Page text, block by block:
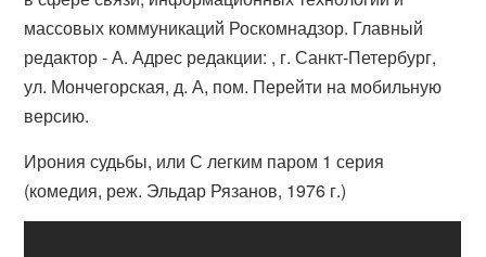
массовых коммуникаций Роскомнадзор. Главный
редактор - А. Адрес редакции: , г. Санкт-Петербург,
ул. Мончегорская, д. А, пом. Перейти на мобильную
версию.
Ирония судьбы, или С легким паром 1 серия
(комедия, реж. Эльдар Рязанов, 1976 г.)